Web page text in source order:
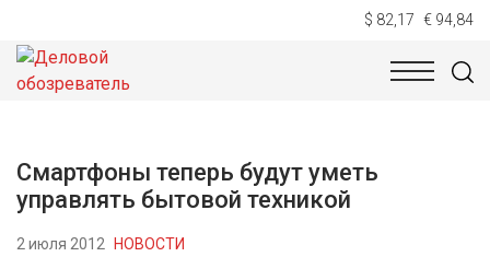
$ 82,17 € 94,84
НОВОСТИ
Смартфоны теперь будут уметь
управлять бытовой техникой
2 июля 2012 НОВОСТИ